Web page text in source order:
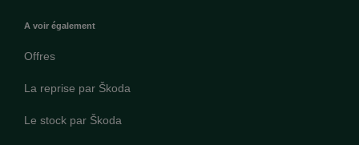
A voir également
Offres
La reprise par Škoda
Le stock par Škoda